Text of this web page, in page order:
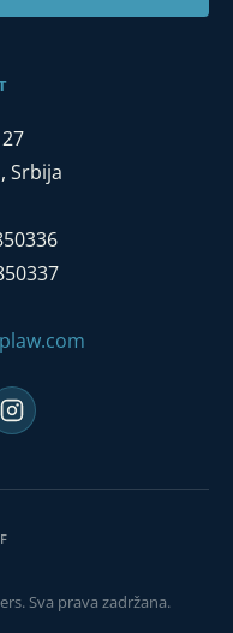
Srbija
Sva prava zadržana.